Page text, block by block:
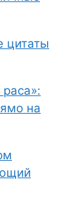
цитаты
на